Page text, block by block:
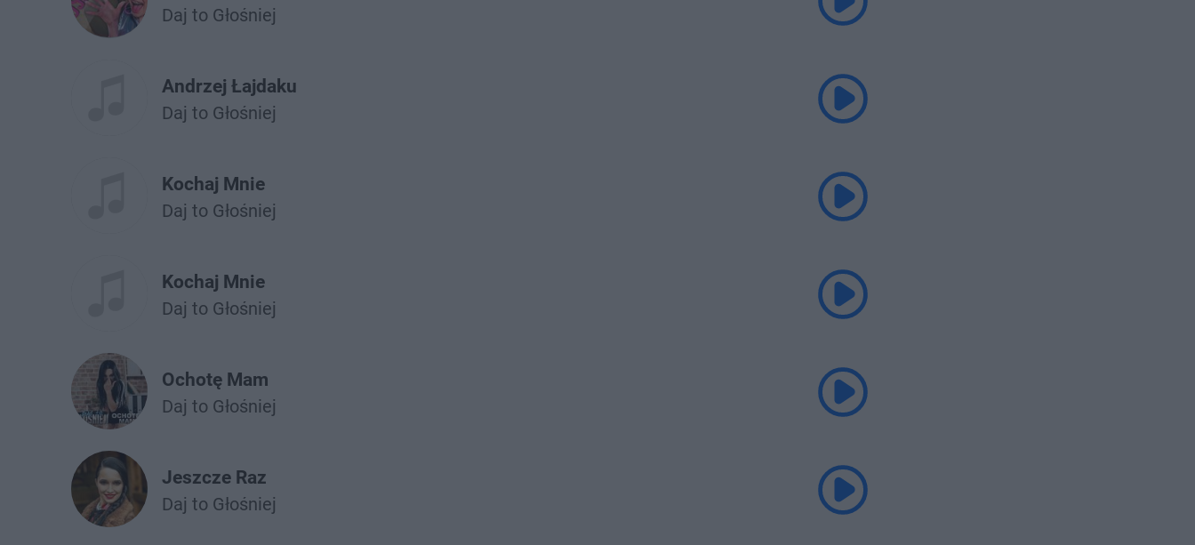
Daj to Głośniej
Andrzej Łajdaku
Daj to Głośniej
Kochaj Mnie
Daj to Głośniej
Kochaj Mnie
Daj to Głośniej
Ochotę Mam
Daj to Głośniej
Jeszcze Raz
Daj to Głośniej